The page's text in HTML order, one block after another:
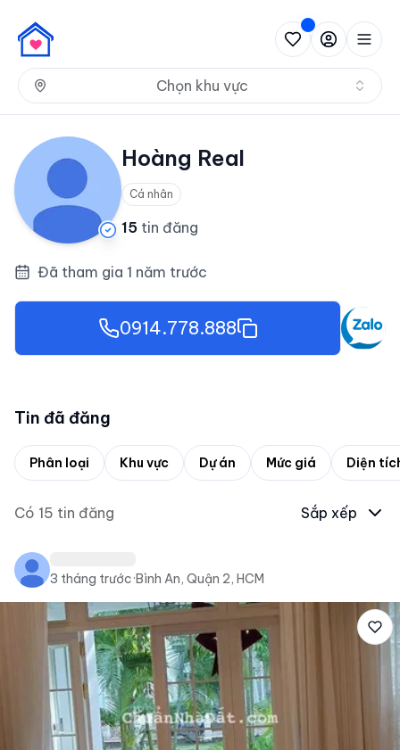
Chọn khu vực
Hoàng Real
Cá nhân
15 tin đăng
Đã tham gia 1 năm trước
0914.778.888
Tin đã đăng
Phân loại Khu vực Dự án Mức giá Diện
Có 15 tin đăng Sắp xếp
3 tháng trước·Bình An, Quận 2, HCM